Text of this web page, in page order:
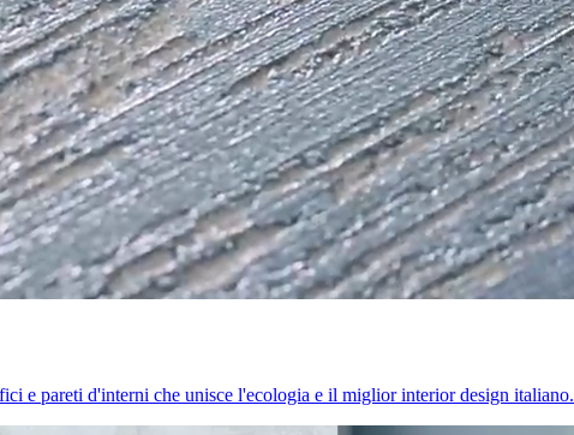
e pareti d'interni che unisce l'ecologia e il miglior interior design italiano.